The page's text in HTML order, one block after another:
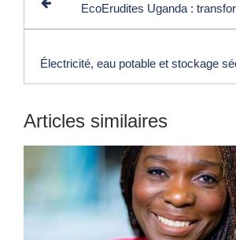
Articles similaires